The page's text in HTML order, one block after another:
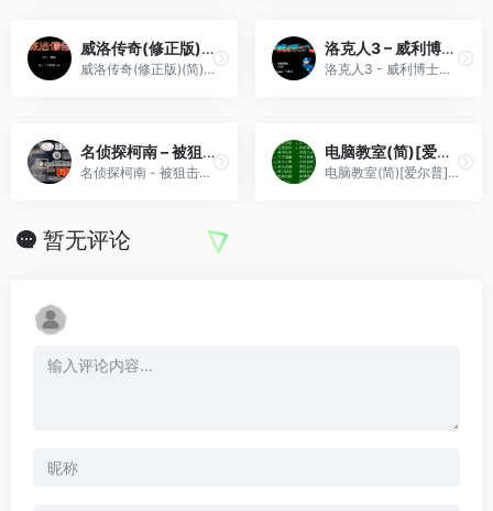
威洛传奇(修正版)(简)[金巴比伦+Vanyogin](JP)[RPG](6Mb)
威洛传奇(修正版)(简)[金巴比伦+Vanyogin](JP)[RPG](6Mb)
洛克人3 – 威利博士的末日！(v20230315)(繁)[Nokoh](JP)[ACT](6Mb)
洛克人3 - 威利博士的末日！(...
名侦探柯南 – 被狙击的侦探[漫游&熊组&名侦探柯南事务所](繁)(JP)(64Mb)
名侦探柯南 - 被狙击的侦探[漫游&熊组&名侦探柯南事务所](繁)(JP)(64Mb)
电脑教室(简)[爱尔普](CN)[ETC](4Mb)
电脑教室(简)[爱尔普](CN)[ETC](4Mb)
暂无评论